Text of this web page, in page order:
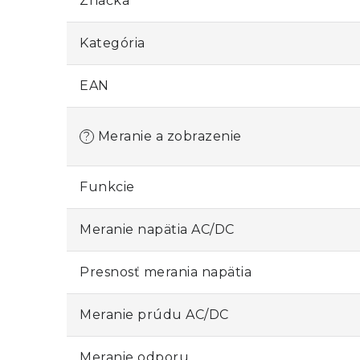
Kategória
EAN
? Meranie a zobrazenie
Funkcie
Meranie napätia AC/DC
Presnosť merania napätia
Meranie prúdu AC/DC